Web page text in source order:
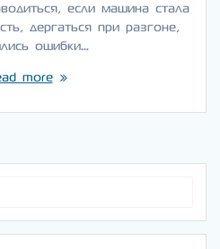
если машина стала
дергаться при разгоне,
ошибки…
more